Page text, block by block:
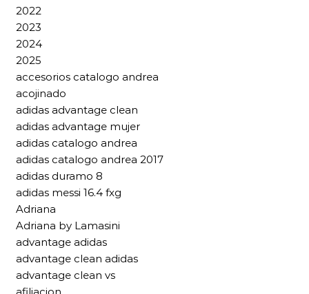
2022
2023
2024
2025
accesorios catalogo andrea
acojinado
adidas advantage clean
adidas advantage mujer
adidas catalogo andrea
adidas catalogo andrea 2017
adidas duramo 8
adidas messi 16.4 fxg
Adriana
Adriana by Lamasini
advantage adidas
advantage clean adidas
advantage clean vs